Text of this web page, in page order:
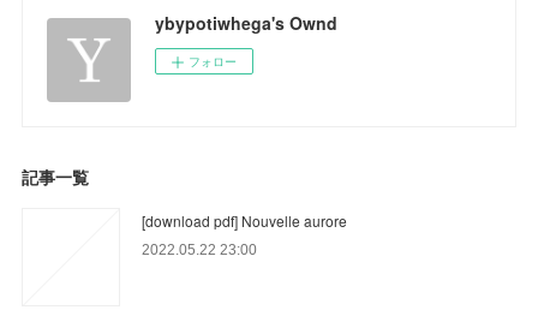
ybypotiwhega's Ownd
フォロー
記事一覧
[download pdf] Nouvelle aurore
2022.05.22 23:00